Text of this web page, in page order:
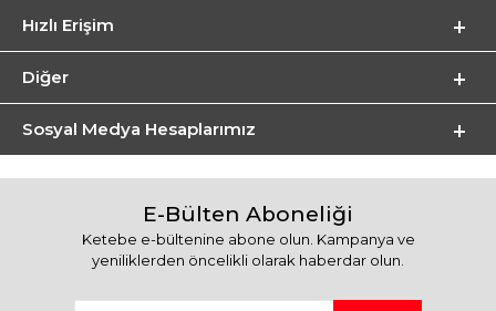
Hızlı Erişim
Diğer
Sosyal Medya Hesaplarımız
E-Bülten Aboneliği
Ketebe e-bültenine abone olun. Kampanya ve
yeniliklerden öncelikli olarak haberdar olun.